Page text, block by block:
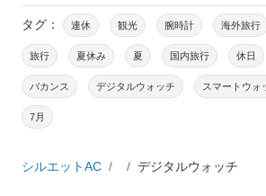
タグ： 連休 観光 腕時計 海外旅行
旅行 夏休み 夏 国内旅行 休日
バカンス デジタルウォッチ スマートウォ
7月
シルエットAC デジタルウォッチ